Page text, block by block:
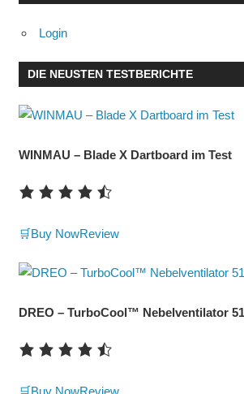
Login
DIE NEUSTEN TESTBERICHTE
WINMAU – Blade X Dartboard im Test
🛒Buy NowReview
DREO – TurboCool™ Nebelventilator
🛒Buy NowReview